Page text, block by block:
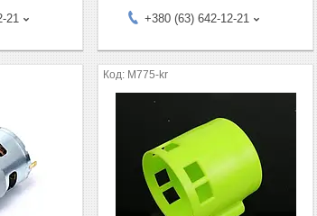
21 +380 (63) 642-12-21
M775-kr